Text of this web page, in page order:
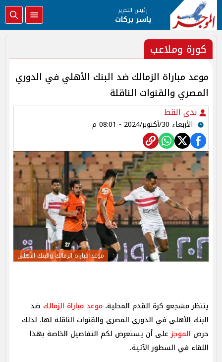
رئيس التحرير
ياسر بركات
كورة وملاعب
موعد مباراة الزمالك ضد البنك الأهلي في الدوري
المصري والقنوات الناقلة
ندى القط
الأربعاء 30/أكتوبر/2024 - 08:01 م
موعد مباراة الزمالك والبنك الأهلي
ينتظر مشجعو كرة القدم المحلية، موعد مباراة الزمالك ضد
البنك الأهلي في الدوري المصري والقنوات الناقلة لها، لذلك
حرص الموجزعلى أن يستعرض لكم التفاصيل الخاصة بهذا
اللقاء في السطور الآتية.